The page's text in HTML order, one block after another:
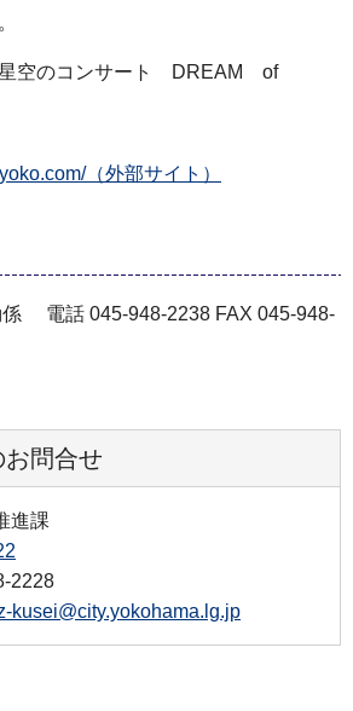
星空のコンサート DREAM of
（外部サイト）
係 電話 045-948-2238 FAX 045-948-
問合せ
進課
2228
kusei@city.yokohama.lg.jp